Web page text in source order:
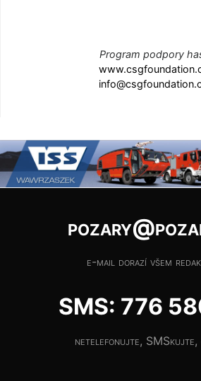
Program podpory
e-mail dorazí všem
SMS: 776
netelefonujte, SMSkujte,